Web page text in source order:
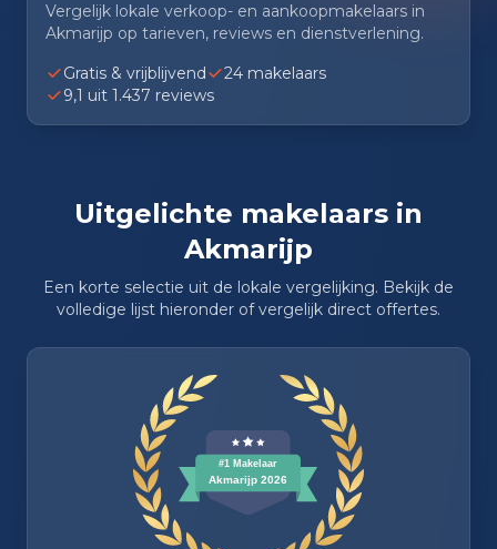
Vergelijk lokale verkoop- en aankoopmakelaars in
Akmarijp op tarieven, reviews en dienstverlening.
Gratis & vrijblijvend
24 makelaars
9,1 uit 1.437 reviews
Uitgelichte makelaars in
Akmarijp
Een korte selectie uit de lokale vergelijking. Bekijk de
volledige lijst hieronder of vergelijk direct offertes.